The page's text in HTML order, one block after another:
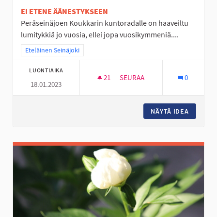
EI ETENE ÄÄNESTYKSEEN
Peräseinäjoen Koukkarin kuntoradalle on haaveiltu
lumitykkiä jo vuosia, ellei jopa vuosikymmeniä....
Rajaa tulokset teeman mukaan: Eteläinen Seinäjoki
Eteläinen Seinäjoki
LUONTIAIKA
18.01.2023
21 21 SEURAAJAA
SEURAA 0
NÄYTÄ IDEA